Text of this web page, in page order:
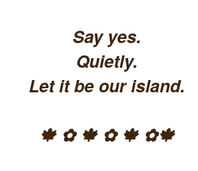
Say yes.
Quietly.
Let it be our island.
🍁 ✿ 🍁 ✿ 🍁 ✿🍁